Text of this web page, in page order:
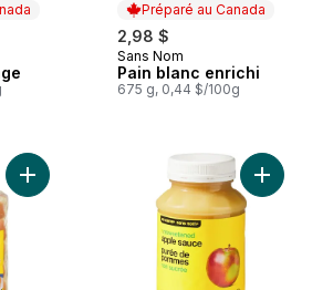
Préparé au Canada
2,98 $
Préparé au Canada
Sans Nom
Pain blanc enrichi
675 g, 0,44 $/100g
Ajouter Pains à hot-dog au panierAjouter